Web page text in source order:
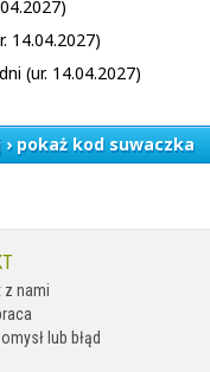
14.04.2027)
(ur. 14.04.2027)
› pokaż kod suwaczka
z nami
lub błąd